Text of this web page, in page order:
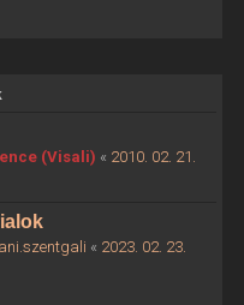
(Visali) « 2010. 02. 21.
« 2023. 02. 23.